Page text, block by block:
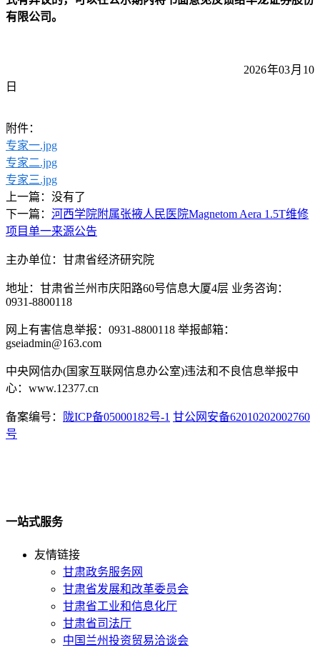
有限公司。
2026年03月10
日
附件：
专家一.jpg
专家二.jpg
专家三.jpg
上一篇：没有了
下一篇： 河西学院附属张掖人民医院Magnetom Aera 1.5T维修
项目单一来源公告
主办单位：甘肃省经济研究院
地址：甘肃省兰州市庆阳路60号信息大厦4层 业务咨询：
0931-8800118
网上有害信息举报：0931-8800118 举报邮箱：
gseiadmin@163.com
中央网信办(国家互联网信息办公室)违法和不良信息举报中
心：www.12377.cn
备案编号： 陇ICP备05000182号-1 甘公网安备62010202002760
号
一站式服务
友情链接
甘肃政务服务网
甘肃省发展和改革委员会
甘肃省工业和信息化厅
甘肃省司法厅
中国兰州投资贸易洽谈会